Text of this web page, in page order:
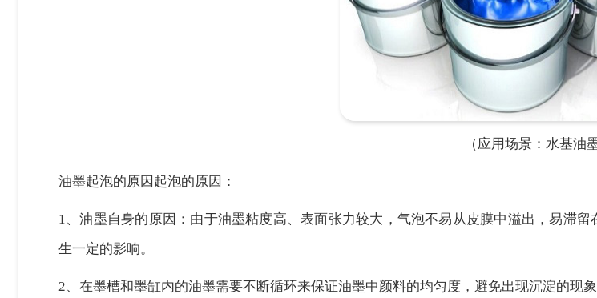
（应用场景：水基油墨
油墨起泡的原因起泡的原因：
1、油墨自身的原因：由于油墨粘度高、表面张力较大，气泡不易从皮膜中溢出，易滞
生一定的影响。
2、 在墨槽和墨缸内的油墨需要不断循环来保证油墨中颜料的均匀度，避免出现沉淀的现